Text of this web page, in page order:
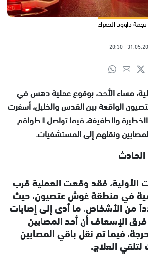
داوود الحمراء
20:30
مساء الأحد، بوقوع عملية دهس في
الواقعة بين القدس والخليل، أسفرت
والطفيفة، فيما تواصل الطواقم
ونقلهم إلى المستشفيات.
فقد وقعت العملية قرب
في منطقة غوش عتصيون، حيث
من الأشخاص، ما أدى إلى إصابات
الإسعاف أن أحد المصابين
فيما تم نقل باقي المصابين
العلاج.